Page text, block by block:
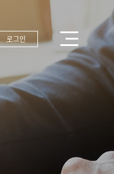
로그인